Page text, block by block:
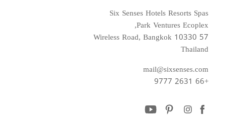
Six Senses Hotels Resorts Spas
Park Ventures Ecoplex,
57 Wireless Road, Bangkok 10330
Thailand
mail@sixsenses.com
+66 2631 9777
facebook
instagram
pinterest